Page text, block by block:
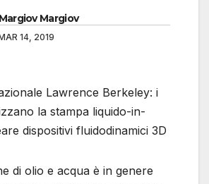
Margiov Margiov
14, 2019
Lawrence Berkeley: i
la stampa liquido-in-
dispositivi fluidodinamici 3D
di olio e acqua è in genere